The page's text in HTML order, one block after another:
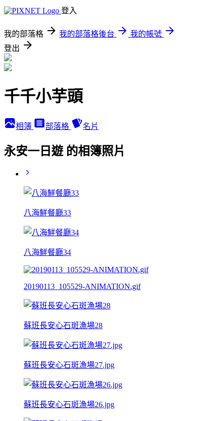
登入
我的部落格 我的部落格後台
我的帳號
登出
千千小芋頭
相簿 部落格 名片
永安一日遊 的相簿照片
八海鮮餐廳33
八海鮮餐廳34
20190113_105529-ANIMATION.gif
蘇班長安心石斑漁場28
蘇班長安心石斑漁場27.jpg
蘇班長安心石斑漁場26.jpg